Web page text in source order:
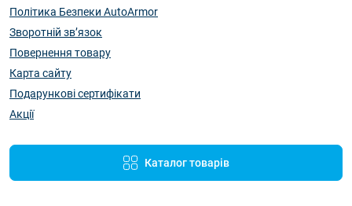
Політика Безпеки AutoArmor
Зворотній зв’язок
Повернення товару
Карта сайту
Подарункові сертифікати
Акції
Каталог товарів